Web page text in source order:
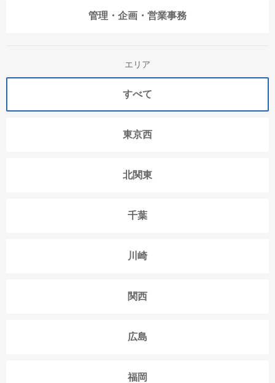
管理・企画・営業事務
エリア
すべて
東京西
北関東
千葉
川崎
関西
広島
福岡